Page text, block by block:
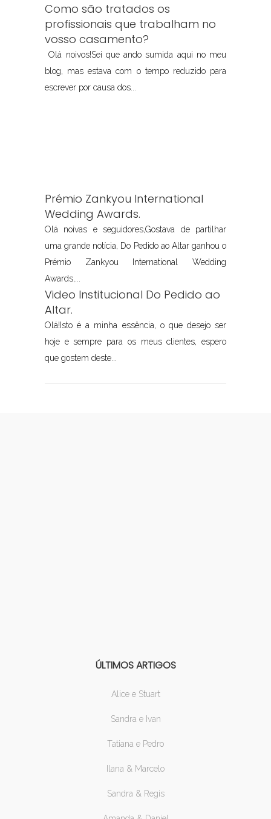
Como são tratados os
profissionais que trabalham no
vosso casamento?
Olá noivos!Sei que ando sumida aqui no meu
blog, mas estava com o tempo reduzido para
escrever por causa dos...
Prémio Zankyou International
Wedding Awards.
Olá noivas e seguidores,Gostava de partilhar
uma grande notícia, Do Pedido ao Altar ganhou o
Prémio Zankyou International Wedding
Awards,...
Video Institucional Do Pedido ao
Altar.
Olá!Isto é a minha essência, o que desejo ser
hoje e sempre para os meus clientes, espero
que gostem deste...
ÚLTIMOS ARTIGOS
Alice e Stuart
Sandra e Ivan
Tatiana e Pedro
Ilana & Marcelo
Sandra & Regis